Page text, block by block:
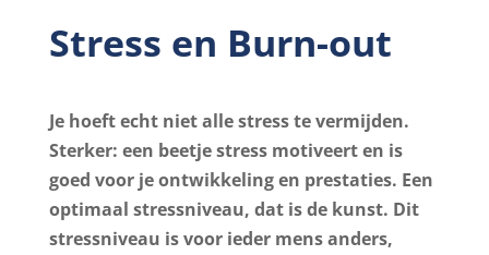
Stress en Burn-out
Je hoeft echt niet alle stress te vermijden.
Sterker: een beetje stress motiveert en is
goed voor je ontwikkeling en prestaties. Een
optimaal stressniveau, dat is de kunst. Dit
stressniveau is voor ieder mens anders,